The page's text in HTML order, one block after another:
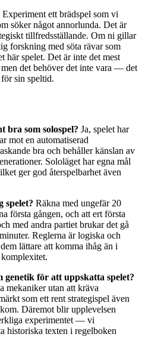
ett brädspel som vi
söker något annorlunda. Det är
tillfredsställande. Om ni gillar
forskning med söta rävar som
här spelet. Det är inte det mest
det behöver det inte vara — det
sin speltid.
bra som solospel? Ja, spelet har
mot en automatiserad
bra och behåller känslan av
Sololäget har egna mål
ger god återspelbarhet även
spelet? Räkna med ungefär 20
första gången, och att ert första
med andra partiet brukar det gå
Reglerna är logiska och
lättare att komma ihåg än i
genetik för att uppskatta spelet?
mekaniker utan att kräva
som ett rent strategispel även
Däremot blir upplevelsen
experimentet — vi
historiska texten i regelboken